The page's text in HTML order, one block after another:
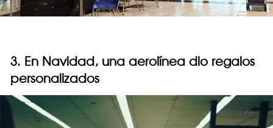
3. En Navidad, una aerolínea dio regalos
personalizados